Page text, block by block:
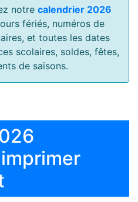
notre calendrier 2026
fériés, numéros de
et toutes les dates
scolaires, soldes, fêtes,
de saisons.
imprimer